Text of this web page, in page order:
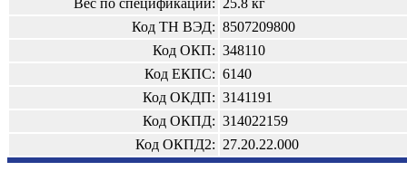
Вес по спецификации: 25.8 кг
Код ТН ВЭД: 8507209800
Код ОКП: 348110
Код ЕКПС: 6140
Код ОКДП: 3141191
Код ОКПД: 314022159
Код ОКПД2: 27.20.22.000